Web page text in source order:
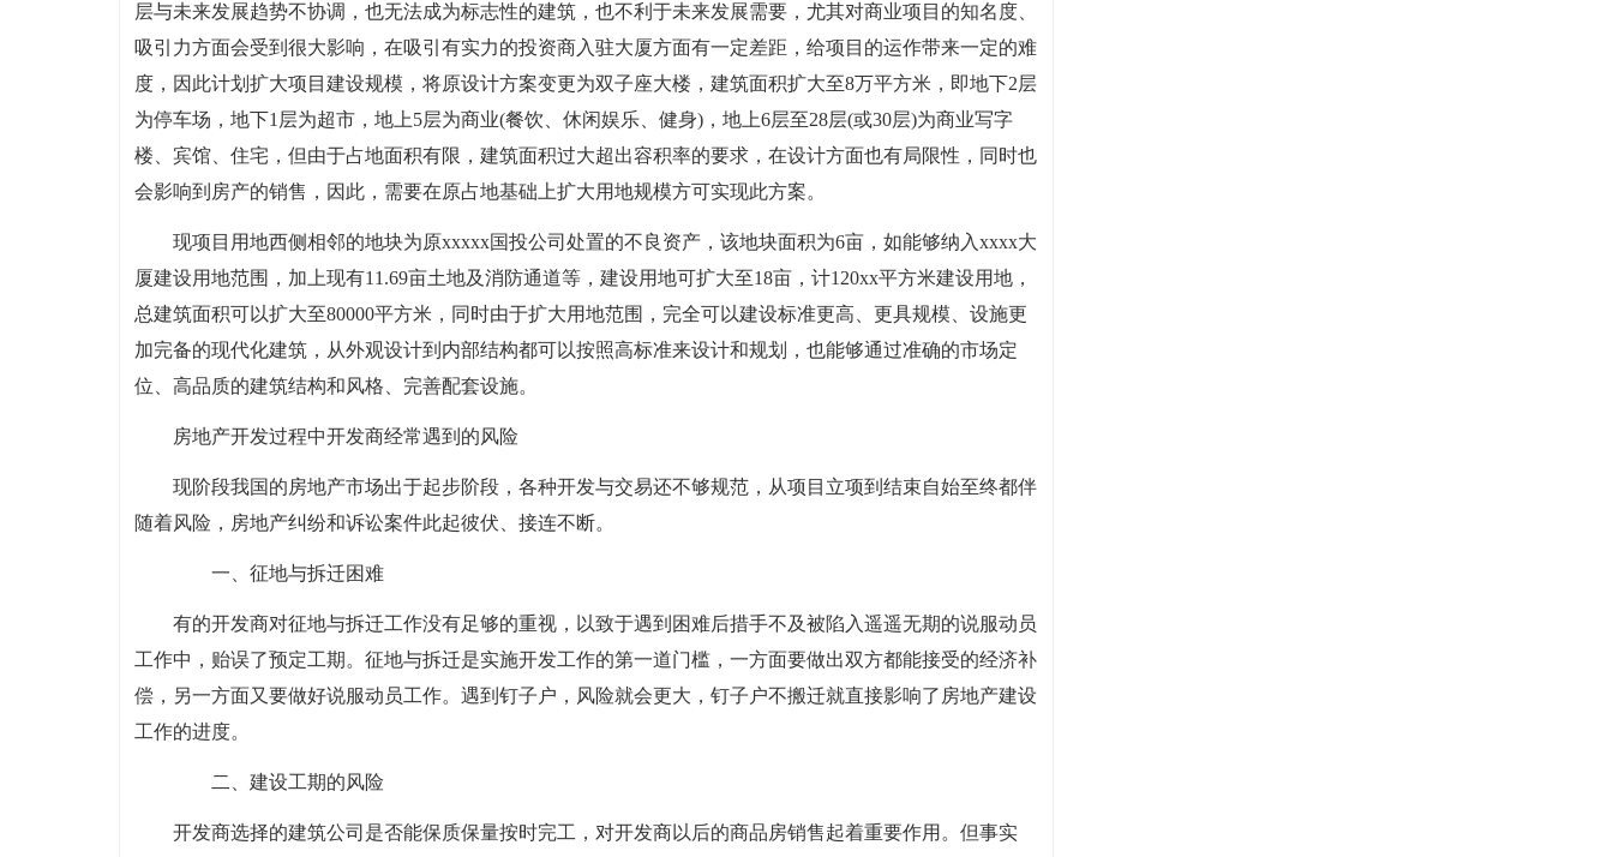
层与未来发展趋势不协调，也无法成为标志性的建筑，也不利于未来发展需要，尤其对商业项目的知名度、
吸引力方面会受到很大影响，在吸引有实力的投资商入驻大厦方面有一定差距，给项目的运作带来一定的难
度，因此计划扩大项目建设规模，将原设计方案变更为双子座大楼，建筑面积扩大至8万平方米，即地下2层
为停车场，地下1层为超市，地上5层为商业(餐饮、休闲娱乐、健身)，地上6层至28层(或30层)为商业写字
楼、宾馆、住宅，但由于占地面积有限，建筑面积过大超出容积率的要求，在设计方面也有局限性，同时也
会影响到房产的销售，因此，需要在原占地基础上扩大用地规模方可实现此方案。
现项目用地西侧相邻的地块为原xxxxx国投公司处置的不良资产，该地块面积为6亩，如能够纳入xxxx大
厦建设用地范围，加上现有11.69亩土地及消防通道等，建设用地可扩大至18亩，计120xx平方米建设用地，
总建筑面积可以扩大至80000平方米，同时由于扩大用地范围，完全可以建设标准更高、更具规模、设施更
加完备的现代化建筑，从外观设计到内部结构都可以按照高标准来设计和规划，也能够通过准确的市场定
位、高品质的建筑结构和风格、完善配套设施。
房地产开发过程中开发商经常遇到的风险
现阶段我国的房地产市场出于起步阶段，各种开发与交易还不够规范，从项目立项到结束自始至终都伴
随着风险，房地产纠纷和诉讼案件此起彼伏、接连不断。
一、征地与拆迁困难
有的开发商对征地与拆迁工作没有足够的重视，以致于遇到困难后措手不及被陷入遥遥无期的说服动员
工作中，贻误了预定工期。征地与拆迁是实施开发工作的第一道门槛，一方面要做出双方都能接受的经济补
偿，另一方面又要做好说服动员工作。遇到钉子户，风险就会更大，钉子户不搬迁就直接影响了房地产建设
工作的进度。
二、建设工期的风险
开发商选择的建筑公司是否能保质保量按时完工，对开发商以后的商品房销售起着重要作用。但事实